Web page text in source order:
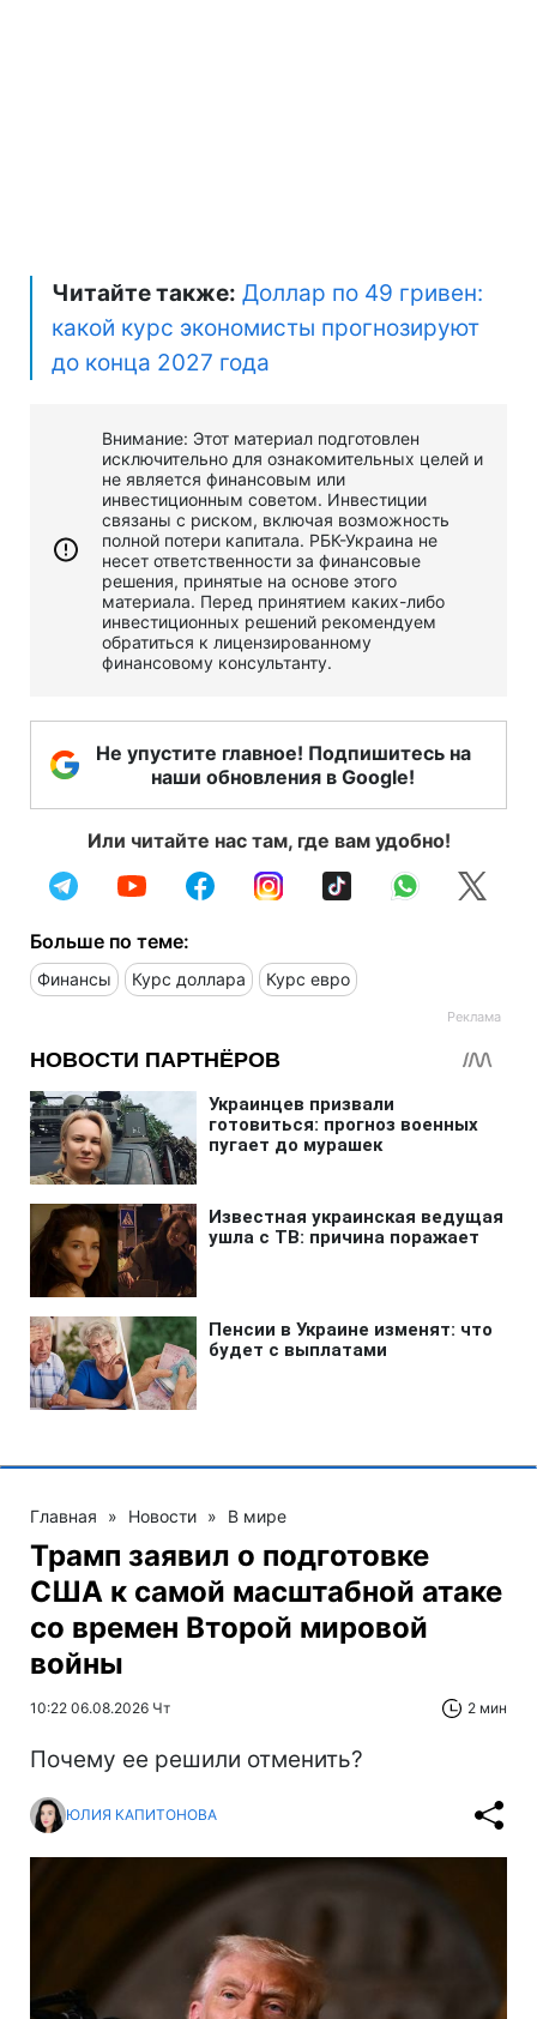
Читайте также: Доллар по 49 гривен:
какой курс экономисты прогнозируют
до конца 2027 года
Внимание: Этот материал подготовлен
исключительно для ознакомительных целей и
не является финансовым или
инвестиционным советом. Инвестиции
связаны с риском, включая возможность
полной потери капитала. РБК-Украина не
несет ответственности за финансовые
решения, принятые на основе этого
материала. Перед принятием каких-либо
инвестиционных решений рекомендуем
обратиться к лицензированному
финансовому консультанту.
Не упустите главное! Подпишитесь на
наши обновления в Google!
Или читайте нас там, где вам удобно!
Больше по теме:
Финансы Курс доллара Курс евро
Главная » Новости » В мире
Трамп заявил о подготовке
США к самой масштабной атаке
со времен Второй мировой
войны
10:22 06.08.2026 Чт 2 мин
Почему ее решили отменить?
ЮЛИЯ КАПИТОНОВА